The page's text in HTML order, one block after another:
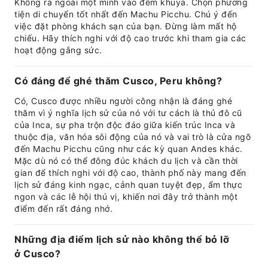
Không ra ngoài một mình vào đêm khuya. Chọn phương
tiện di chuyển tốt nhất đến Machu Picchu. Chú ý đến
việc đặt phòng khách sạn của bạn. Đừng làm mất hộ
chiếu. Hãy thích nghi với độ cao trước khi tham gia các
hoạt động gắng sức.
Có đáng để ghé thăm Cusco, Peru không?
Có, Cusco được nhiều người công nhận là đáng ghé
thăm vì ý nghĩa lịch sử của nó với tư cách là thủ đô cũ
của Inca, sự pha trộn độc đáo giữa kiến trúc Inca và
thuộc địa, văn hóa sôi động của nó và vai trò là cửa ngõ
đến Machu Picchu cũng như các kỳ quan Andes khác.
Mặc dù nó có thể đông đúc khách du lịch và cần thời
gian để thích nghi với độ cao, thành phố này mang đến
lịch sử đáng kinh ngạc, cảnh quan tuyệt đẹp, ẩm thực
ngon và các lễ hội thú vị, khiến nơi đây trở thành một
điểm đến rất đáng nhớ.
Những địa điểm lịch sử nào không thể bỏ lỡ
ở Cusco?